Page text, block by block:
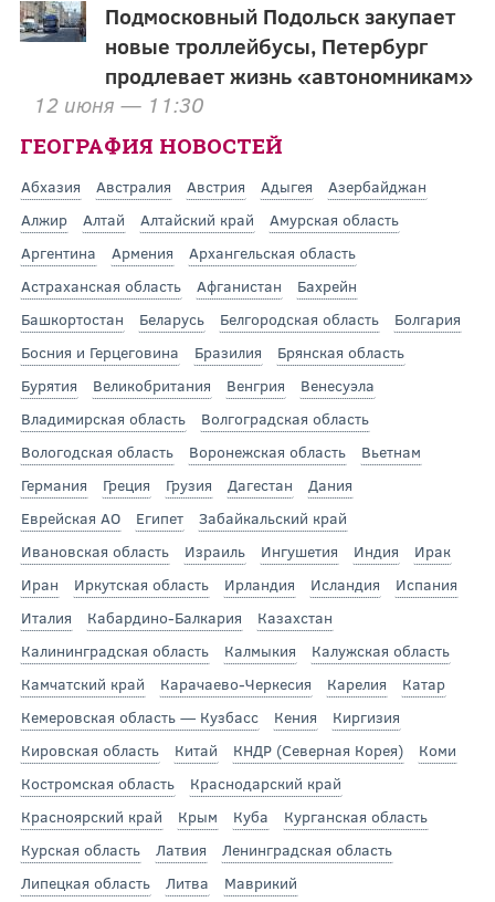
Подмосковный Подольск закупает
новые троллейбусы, Петербург
продлевает жизнь «автономникам»
12 июня — 11:30
ГЕОГРАФИЯ НОВОСТЕЙ
Абхазия Австралия Австрия Адыгея
Азербайджан
Алжир
Алтай Алтайский край
Амурская область
Аргентина
Армения
Архангельская область
Астраханская область
Афганистан
Бахрейн
Башкортостан
Беларусь Белгородская область
Болгария
Босния и Герцеговина
Бразилия
Брянская область
Бурятия
Великобритания Венгрия
Венесуэла
Владимирская область
Волгоградская область
Вологодская область
Воронежская область
Вьетнам
Германия
Греция Грузия Дагестан
Дания
Еврейская АО
Египет
Забайкальский край
Ивановская область
Израиль Ингушетия Индия
Ирак
Иран
Иркутская область Ирландия Исландия
Испания
Италия
Кабардино-Балкария
Казахстан
Калининградская область
Калмыкия
Калужская область
Камчатский край
Карачаево-Черкесия Карелия
Катар
Кемеровская область — Кузбасс
Кения
Киргизия
Кировская область
Китай КНДР (Северная Корея)
Коми
Костромская область
Краснодарский край
Красноярский край
Крым Куба
Курганская область
Курская область
Латвия
Ленинградская область
Липецкая область
Литва
Маврикий